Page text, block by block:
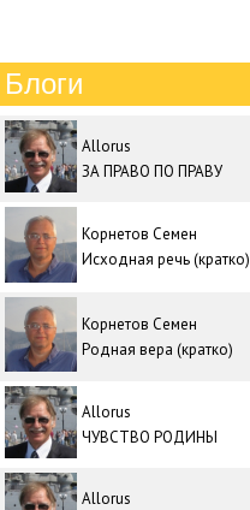
Блоги
Allorus
ЗА ПРАВО ПО ПРАВУ
Корнетов Семен
Исходная речь (кратко)
Корнетов Семен
Родная вера (кратко)
Allorus
ЧУВСТВО РОДИНЫ
Allorus